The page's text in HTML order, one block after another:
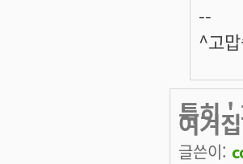
--
^고
특히 '
여겨
글쓴이: